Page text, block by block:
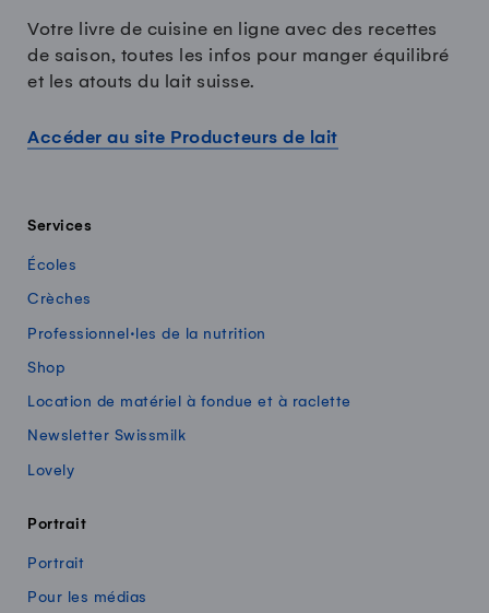
Votre livre de cuisine en ligne avec des recettes
de saison, toutes les infos pour manger équilibré
et les atouts du lait suisse.
Accéder au site Producteurs de lait
Services
Écoles
Crèches
Professionnel·les de la nutrition
Shop
Location de matériel à fondue et à raclette
Newsletter Swissmilk
Lovely
Portrait
Portrait
Pour les médias